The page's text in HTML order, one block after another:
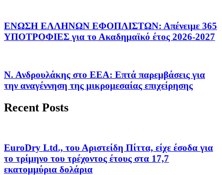
ΕΝΩΣΗ ΕΛΛΗΝΩΝ ΕΦΟΠΛΙΣΤΩΝ: Απένειμε 365
ΥΠΟΤΡΟΦΙΕΣ για το Ακαδημαϊκό έτος 2026-2027
Ν. Ανδρουλάκης στο ΕΕΑ: Επτά παρεμβάσεις για
την αναγέννηση της μικρομεσαίας επιχείρησης
Recent Posts
EuroDry Ltd., του Αριστείδη Πίττα, είχε έσοδα για
το τρίμηνο του τρέχοντος έτους στα 17,7
εκατομμύρια δολάρια